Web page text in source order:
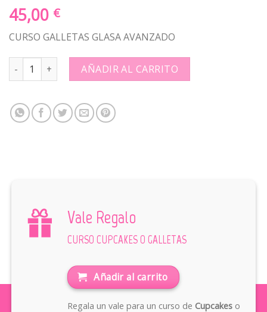
45,00 €
CURSO GALLETAS GLASA AVANZADO
CURSO GALLETAS GLASA AVANZADO: quantity
AÑADIR AL CARRITO
Vale Regalo
CURSO CUPCAKES O GALLETAS
Añadir al carrito
Regala un vale para un curso de Cupcakeso